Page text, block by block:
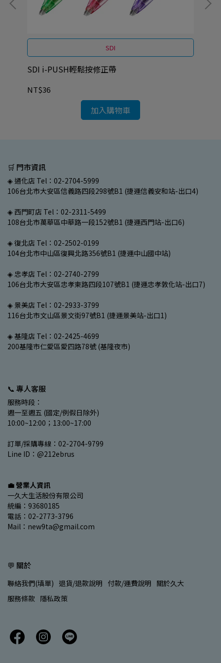
SDI
SDI i-PUSH輕鬆按修正帶
NT$36
加入購物車
🛒 門市資訊
◈ 通化店 Tel：02-2704-5999
106台北市大安區信義路四段298號B1 (捷運信義安和站-出口4)
◈ 西門町店 Tel：02-2311-5499
108台北市萬華區中華路一段152號B1 (捷運西門站-出口6)
◈ 復北店 Tel：02-2502-0199
104台北市中山區復興北路356號B1 (捷運中山國中站)
◈ 忠孝店 Tel：02-2740-2799
106台北市大安區忠孝東路四段107號B1 (捷運忠孝敦化站-出口7)
◈ 景美店 Tel：02-2933-3799
116台北市文山區景文街97號B1 (捷運景美站-出口1)
◈ 基隆店 Tel：02-2425-4699
200基隆市仁愛區愛四路78號 (基隆夜市)
📞 專人客服
服務時段：
週一至週五 (國定/例假日除外)
10:00~12:00；13:00~17:00
訂單/採購專線：02-2704-9799
Line ID：@212ebrus
💼 營業人資訊
一久大生活股份有限公司
統編：93680185
電話：02-2773-3796
Mail：new9ta@gmail.com
💬 關於
聯絡我們(填單) 退貨/退款說明 付款/運費說明 關於久大
服務條款 隱私政策